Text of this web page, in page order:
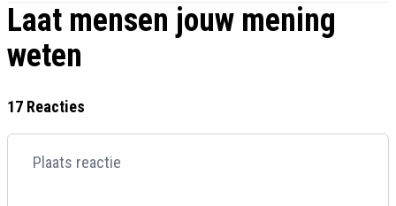
Laat mensen jouw mening
weten
17 Reacties